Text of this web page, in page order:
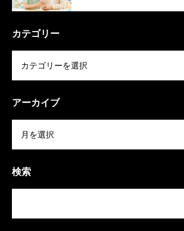
カテゴリー
アーカイブ
検索